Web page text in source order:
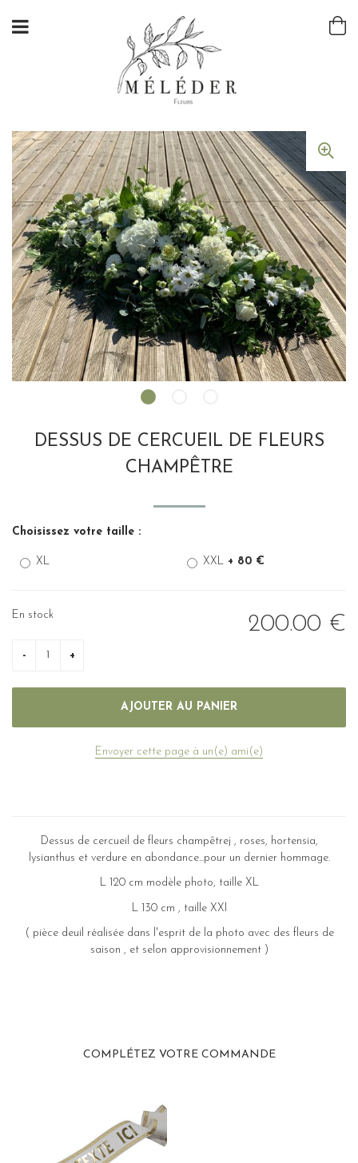
DESSUS DE CERCUEIL DE FLEURS
CHAMPÊTRE
Choisissez votre taille :
XL XXL + 80 €
200.00 €
En stock
Envoyer cette page à un(e) ami(e)
Dessus de cercueil de fleurs champêtrej , roses, hortensia,
lysianthus et verdure en abondance...pour un dernier hommage.
L 120 cm modèle photo, taille XL
L 130 cm , taille XXl
( pièce deuil réalisée dans l'esprit de la photo avec des fleurs de
saison , et selon approvisionnement )
COMPLÉTEZ VOTRE COMMANDE